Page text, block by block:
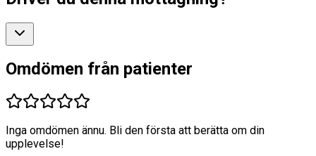
Omdömen från patienter
Inga omdömen ännu. Bli den första att berätta om din
upplevelse!